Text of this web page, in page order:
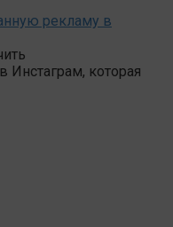
рекламу в
Инстаграм, которая